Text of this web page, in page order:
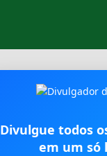
Divulgue todos
em um só